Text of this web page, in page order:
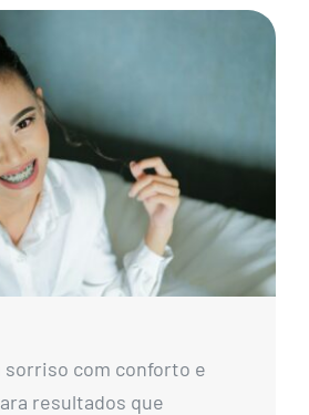
sorriso com conforto e
resultados que